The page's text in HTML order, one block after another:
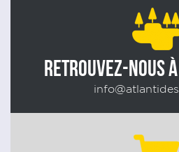
RETROUVEZ-NOUS